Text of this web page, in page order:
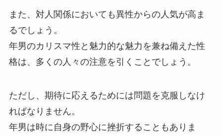
また、対人関係においても異性からの人気が高ま
るでしょう。
年男のカリスマ性と魅力的な魅力を兼ね備えた性
格は、多くの人々の注意を引くことでしょう。
ただし、期待に応えるためには問題を克服しなけ
ればなりません。
年男は時に自身の野心に挫折することもありま